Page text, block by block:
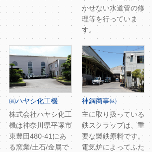
かせない水道管の修
理等を行っていま
す。
㈱ハヤシ化工機
株式会社ハヤシ化工
機は神奈川県平塚市
東豊田480-41にあ
る窯業/土石/金属で
神鋼商事㈱
主に取り扱っている
鉄スクラップは、重
要な製鉄原料です。
電気炉によってふた